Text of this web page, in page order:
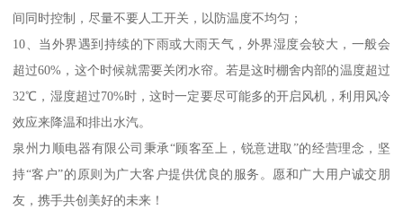
间同时控制，尽量不要人工开关，以防温度不均匀；
10、当外界遇到持续的下雨或大雨天气，外界湿度会较大，一般会
超过60%，这个时候就需要关闭水帘。若是这时棚舍内部的温度超过
32℃，湿度超过70%时，这时一定要尽可能多的开启风机，利用风冷
效应来降温和排出水汽。
泉州力顺电器有限公司秉承“顾客至上，锐意进取”的经营理念，坚
持“客户”的原则为广大客户提供优良的服务。愿和广大用户诚交朋
友，携手共创美好的未来！